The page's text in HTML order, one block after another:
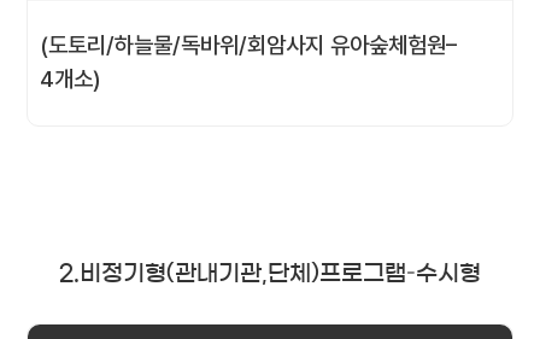
(도토리/하늘물/독바위/회암사지 유아숲체험원–
4개소)
2.비정기형(관내기관,단체)프로그램–수시형